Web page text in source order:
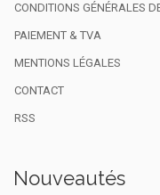
CONDITIONS GÉNÉRALES
PAIEMENT & TVA
MENTIONS LÉGALES
CONTACT
RSS
Nouveautés